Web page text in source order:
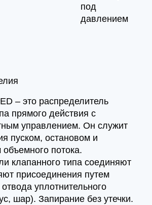
под
давлением
– это распределитель
прямого действия с
управлением. Он служит
пуском, остановом и
потока.
клапанного типа соединяют
присоединения путем
уплотнительного
шар). Запирание без утечки.